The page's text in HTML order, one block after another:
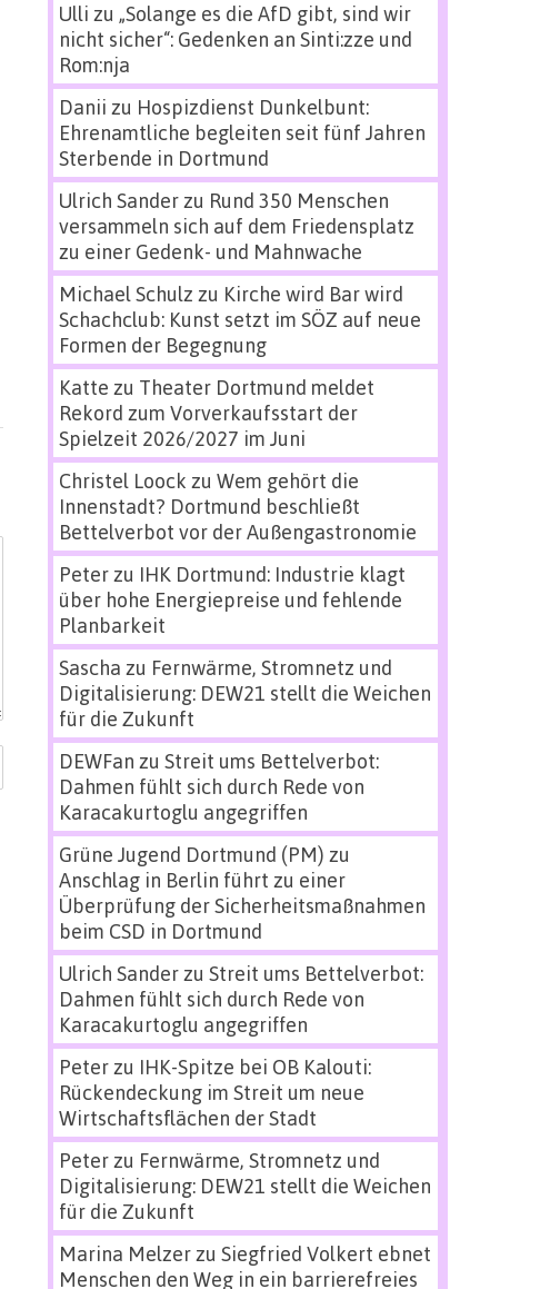
Ulli zu „Solange es die AfD gibt, sind wir
nicht sicher“: Gedenken an Sinti:zze und
Rom:nja
Danii zu Hospizdienst Dunkelbunt:
Ehrenamtliche begleiten seit fünf Jahren
Sterbende in Dortmund
Ulrich Sanderzu Rund 350 Menschen
versammeln sich auf dem Friedensplatz
zu einer Gedenk- und Mahnwache
Michael Schulz zu Kirche wird Bar wird
Schachclub: Kunst setzt im SÖZ auf neue
Formen der Begegnung
Katte zu Theater Dortmund meldet
Rekord zum Vorverkaufsstart der
Spielzeit 2026/2027 im Juni
Christel Loock zu Wem gehört die
Innenstadt? Dortmund beschließt
Bettelverbot vor der Außengastronomie
Peterzu IHK Dortmund: Industrie klagt
über hohe Energiepreise und fehlende
Planbarkeit
Sascha zu Fernwärme, Stromnetz und
Digitalisierung: DEW21 stellt die Weichen
für die Zukunft
DEWFan zu Streit ums Bettelverbot:
Dahmen fühlt sich durch Rede von
Karacakurtoglu angegriffen
Grüne Jugend Dortmund (PM) zu
Anschlag in Berlin führt zu einer
Überprüfung der Sicherheitsmaßnahmen
beim CSD in Dortmund
Ulrich Sanderzu Streit ums Bettelverbot:
Dahmen fühlt sich durch Rede von
Karacakurtoglu angegriffen
Peterzu IHK-Spitze bei OB Kalouti:
Rückendeckung im Streit um neue
Wirtschaftsflächen der Stadt
Peterzu Fernwärme, Stromnetz und
Digitalisierung: DEW21 stellt die Weichen
für die Zukunft
Marina Melzerzu Siegfried Volkert ebnet
Menschen den Weg in ein barrierefreies